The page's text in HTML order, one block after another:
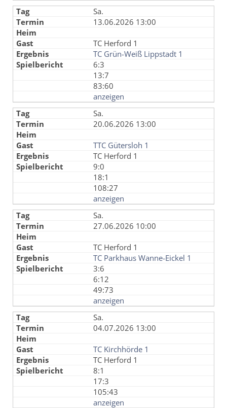
Sa.
13.06.2026 13:00
TC Herford 1
TC Grün-Weiß Lippstadt 1
6:3
13:7
83:60
anzeigen
Sa.
20.06.2026 13:00
TTC Gütersloh 1
TC Herford 1
9:0
18:1
108:27
anzeigen
Sa.
27.06.2026 10:00
TC Herford 1
TC Parkhaus Wanne-Eickel 1
3:6
6:12
49:73
anzeigen
Sa.
04.07.2026 13:00
TC Kirchhörde 1
TC Herford 1
8:1
17:3
105:43
anzeigen